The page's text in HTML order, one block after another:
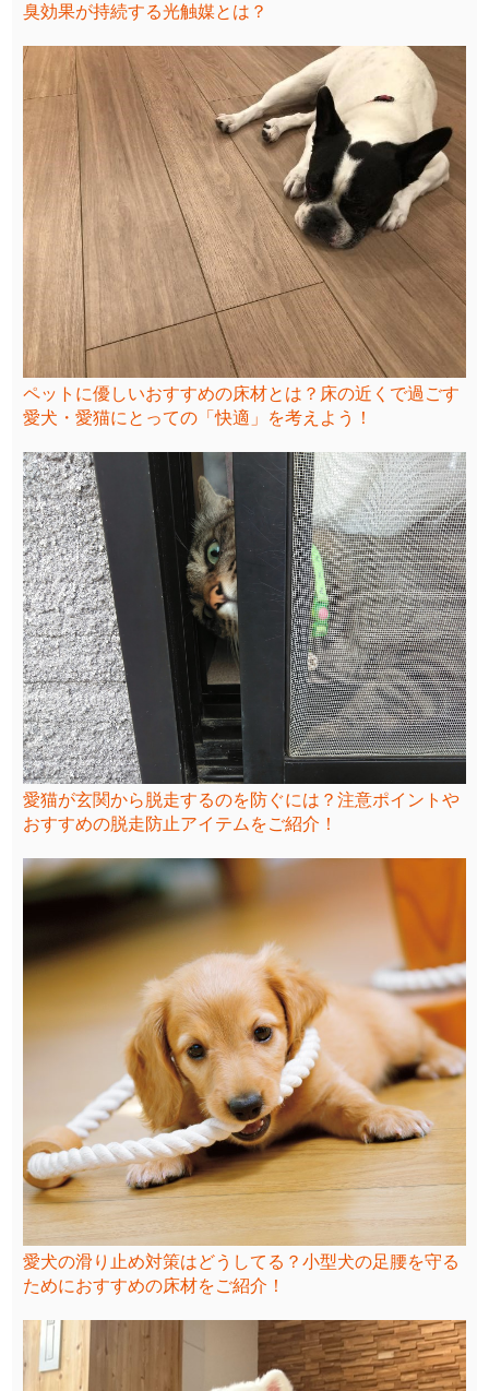
臭効果が持続する光触媒とは？
ペットに優しいおすすめの床材とは？床の近くで過ごす
愛犬・愛猫にとっての「快適」を考えよう！
愛猫が玄関から脱走するのを防ぐには？注意ポイントや
おすすめの脱走防止アイテムをご紹介！
愛犬の滑り止め対策はどうしてる？小型犬の足腰を守る
ためにおすすめの床材をご紹介！